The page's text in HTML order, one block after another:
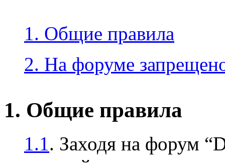
1. Общие правила
2. На форуме
1. Общие правила
1.1. Заходя на форум